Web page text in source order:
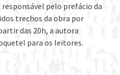
pelo prefácio da
trechos da obra por
das 20h, a autora
para os leitores.